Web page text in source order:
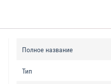
Полное название
Тип